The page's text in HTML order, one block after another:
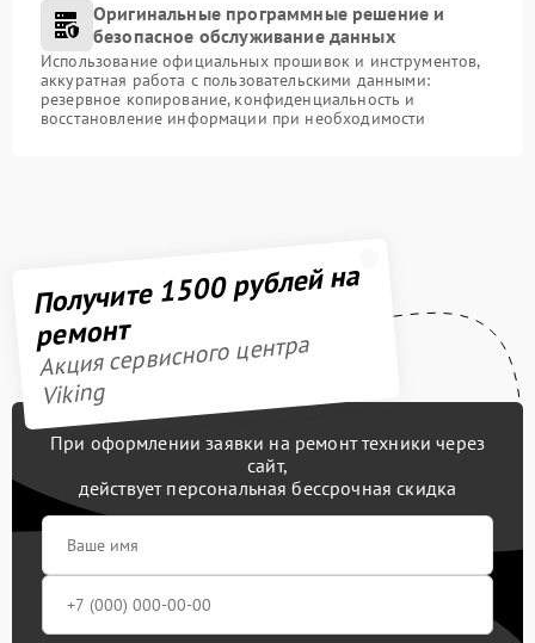
Оригинальные программные решение и
безопасное обслуживание данных
Использование официальных прошивок и инструментов,
аккуратная работа с пользовательскими данными:
резервное копирование, конфиденциальность и
восстановление информации при необходимости
Получите 1500 рублей на
ремонт
Акция сервисного центра
Viking
При оформлении заявки на ремонт техники через
сайт,
действует персональная бессрочная скидка